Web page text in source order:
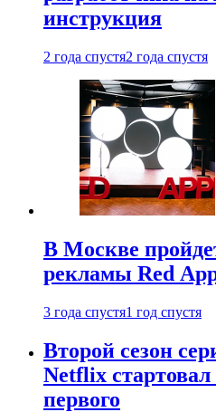
инструкция
2 года спустя2 года спустя
В Москве
рекламы Red
3 года спустя1 год спустя
Второй сезон
Netflix стартовал
первого